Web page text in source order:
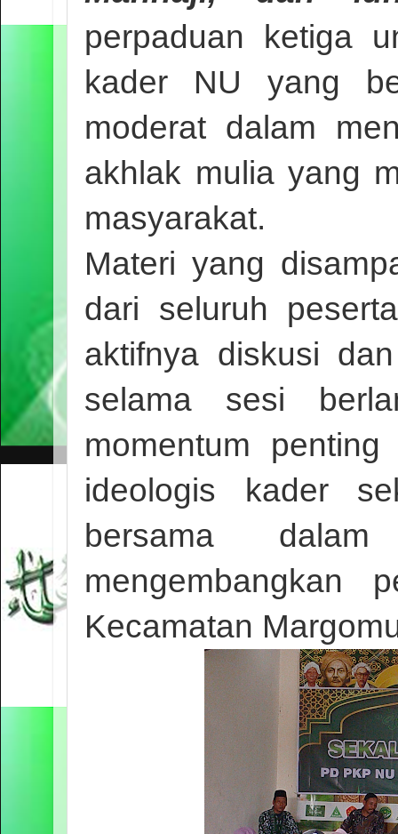
perpaduan ketiga
kader NU yang
moderat dalam
akhlak mulia yang
masyarakat.
Materi yang
dari seluruh
aktifnya diskusi
selama sesi
momentum
ideologis kader
bersama
mengembangkan
Kecamatan